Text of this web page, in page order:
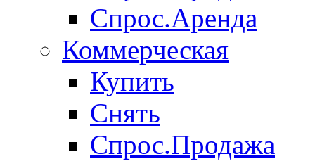
Спрос.Аренда
Коммерческая
Купить
Снять
Спрос.Продажа